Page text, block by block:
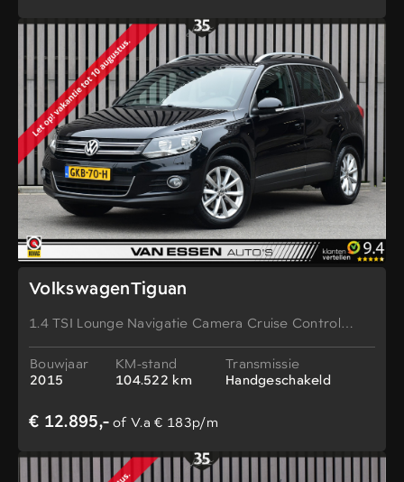
VolkswagenTiguan
1.4 TSI Lounge Navigatie Camera Cruise Control
Bouwjaar
2015
KM-stand
104.522 km
Transmissie
Handgeschakeld
€ 12.895,-of V.a € 183p/m